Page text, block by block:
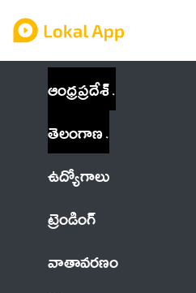
ఆంధ్రప్రదేశ్
తెలంగాణ
ఉద్యోగాలు
ట్రెండింగ్
వాతావరణం